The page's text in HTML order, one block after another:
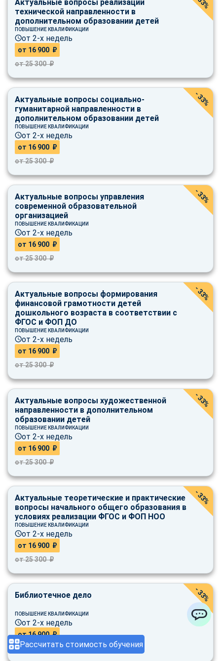
Рассчитать стоимость обучения
Актуальные вопросы реализации
технической направленности в
дополнительном образовании детей
ПОВЫШЕНИЕ КВАЛИФИКАЦИИ
от 2-х недель
от 16 900 ₽
от 25 300 ₽
Актуальные вопросы социально-
гуманитарной направленности в
дополнительном образовании детей
ПОВЫШЕНИЕ КВАЛИФИКАЦИИ
от 2-х недель
от 16 900 ₽
от 25 300 ₽
- 33%
Актуальные вопросы управления
современной образовательной
организацией
ПОВЫШЕНИЕ КВАЛИФИКАЦИИ
от 2-х недель
от 16 900 ₽
от 25 300 ₽
- 33%
Актуальные вопросы формирования
финансовой грамотности детей
дошкольного возраста в соответствии с
ФГОС и ФОП ДО
ПОВЫШЕНИЕ КВАЛИФИКАЦИИ
от 2-х недель
от 16 900 ₽
от 25 300 ₽
- 33%
Актуальные вопросы художественной
направленности в дополнительном
образовании детей
ПОВЫШЕНИЕ КВАЛИФИКАЦИИ
от 2-х недель
от 16 900 ₽
от 25 300 ₽
- 33%
Актуальные теоретические и практические
вопросы начального общего образования в
условиях реализации ФГОС и ФОП НОО
ПОВЫШЕНИЕ КВАЛИФИКАЦИИ
от 2-х недель
от 16 900 ₽
от 25 300 ₽
- 33%
Библиотечное дело
ПОВЫШЕНИЕ КВАЛИФИКАЦИИ
от 2-х недель
от 16 900 ₽
от 25 300 ₽
- 33%
ChatApp
online
Мессенджеры
Telegram WhatsApp
Vkontakte
Max